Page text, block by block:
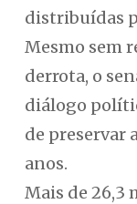
distribuídas
Mesmo sem
derrota, o
diálogo
de preservar
anos.
Mais de 26,3